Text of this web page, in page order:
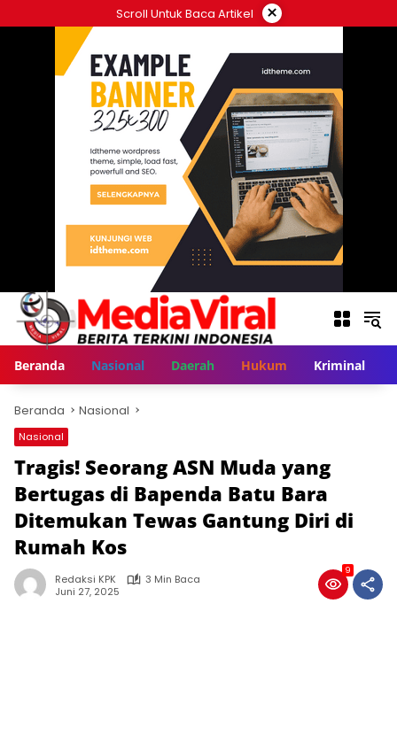
ke
Scroll Untuk Baca Artikel ×
Beranda Nasional Daerah Hukum Kriminal
Beranda Nasional
Nasional
Tragis! Seorang ASN Muda yang
Bertugas di Bapenda Batu Bara
Ditemukan Tewas Gantung Diri di
Rumah Kos
Redaksi KPK
3 Min Baca
Juni 27, 2025
9